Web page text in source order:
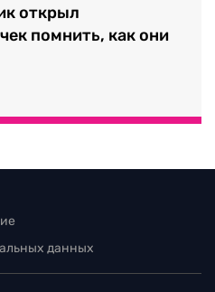
открыл
помнить, как они
данных